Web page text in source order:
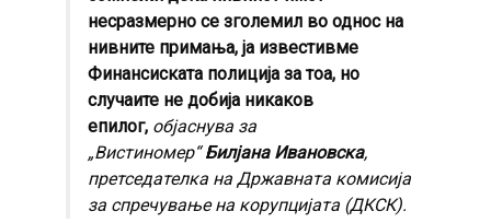
несразмерно се зголемил во однос на
нивните примања, ја известивме
Финансиската полиција за тоа, но
случаите не добија никаков
епилог, објаснува за
„Вистиномер“Билјана Ивановска,
претседателка на Државната комисија
за спречување на корупцијата (ДКСК).